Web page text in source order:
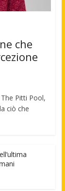
che
Pitti Pool,
ciò che